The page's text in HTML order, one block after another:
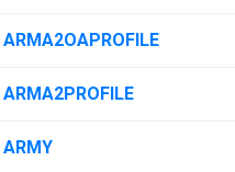
ARMA2OAPROFILE
ARMA2PROFILE
ARMY